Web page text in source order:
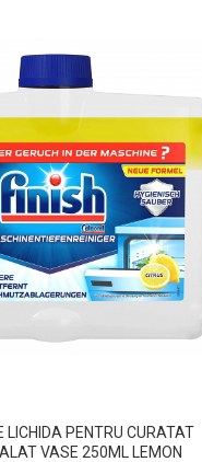
LICHIDA PENTRU CURATAT
VASE 250ML LEMON